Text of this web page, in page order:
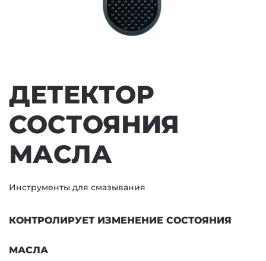
ДЕТЕКТОР
СОСТОЯНИЯ
МАСЛА
Инструменты для смазывания
КОНТРОЛИРУЕТ ИЗМЕНЕНИЕ СОСТОЯНИЯ
МАСЛА